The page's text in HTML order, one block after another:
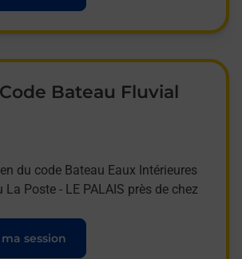
Code Bateau Fluvial
du code Bateau Eaux Intérieures
La Poste - LE PALAIS près de chez
session